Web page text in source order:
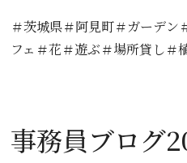
＃茨城県＃阿見町＃ガーデ
フェ＃花＃遊ぶ＃場所貸し＃
事務員ブロ